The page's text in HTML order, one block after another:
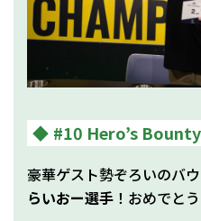
#10 Hero’s
豪華ゲスト勢ぞろいのバ
らいおー選手 ！おめでと